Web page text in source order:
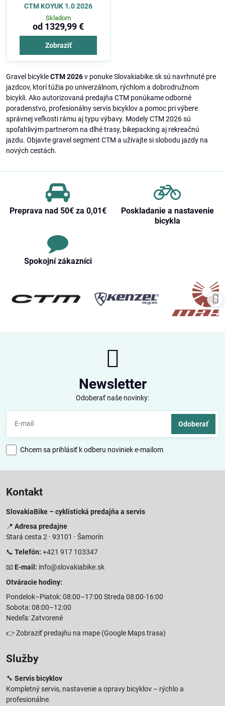
CTM KOYUK 1.0 2026
Skladom
od 1329,99 €
Zobraziť
Gravel bicykleCTM 2026v ponuke Slovakiabike.sk sú navrhnuté pre
jazdcov, ktorí túžia po univerzálnom, rýchlom a dobrodružnom
bicykli. Ako autorizovaná predajňa CTM ponúkame odborné
poradenstvo, profesionálny servis bicyklov a pomoc pri výbere
správnej veľkosti rámu aj typu výbavy. Modely CTM 2026 sú
spoľahlivým partnerom na dlhé trasy, bikepacking aj rekreačnú
jazdu. Objavte gravel segment CTM a užívajte si slobodu jazdy na
nových cestách.
Preprava nad 50€ za 0,01€
Poskladanie a nastavenie
bicykla
Spokojní zákazníci
Newsletter
Odoberať naše novinky:
Odoberať
Chcem sa prihlásiť k odberu noviniek e-mailom
Kontakt
SlovakiaBike – cyklistická predajňa a servis
📍 Adresa predajne
Stará cesta 2 · 93101 · Šamorín
📞 Telefón: +421 917 103347
📧 E-mail: info@slovakiabike.sk
Otváracie hodiny:
Pondelok–Piatok: 08:00–17:00 Streda 08:00-16:00
Sobota: 08:00–12:00
Nedeľa: Zatvorené
👉Zobraziť predajňu na mape (Google Maps trasa)
Služby
🔧 Servis bicyklov
Kompletný servis, nastavenie a opravy bicyklov – rýchlo a
profesionálne.